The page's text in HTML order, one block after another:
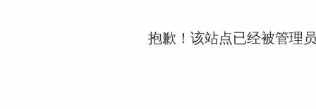
抱歉！该站点已经被管理